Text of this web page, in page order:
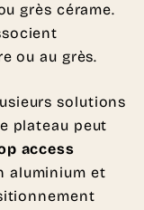
grès cérame.
ou au grès.
solutions
plateau peut
access
aluminium et